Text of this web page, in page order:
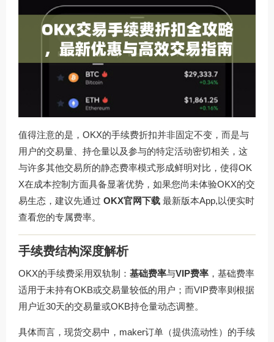
值得注意的是，OKX的手续费折扣并非固定不变，而是与
用户的交易量、持仓量以及参与的特定活动密切相关，这
与许多其他交易所的静态费率模式形成鲜明对比，使得OK
X在成本控制方面具备显著优势，如果您尚未体验OKX的交
易生态，建议先通过 OKX官网下载 最新版本App,以便实时
查看您的专属费率。
手续费结构深度解析
OKX的手续费采用双轨制： 基础费率与VIP费率 ，基础费率
适用于未持有OKB或交易量较低的用户；而VIP费率则根据
用户近30天的交易量或OKB持仓量动态调整。
具体而言，现货交易中，maker订单（提供流动性）的手续